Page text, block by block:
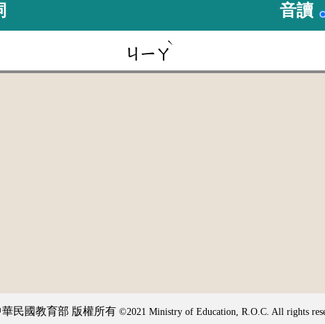
音讀
ㄐㄧㄚ
ˋ
華民國教育部 版權所有 ©2021 Ministry of Education, R.O.C. All rights